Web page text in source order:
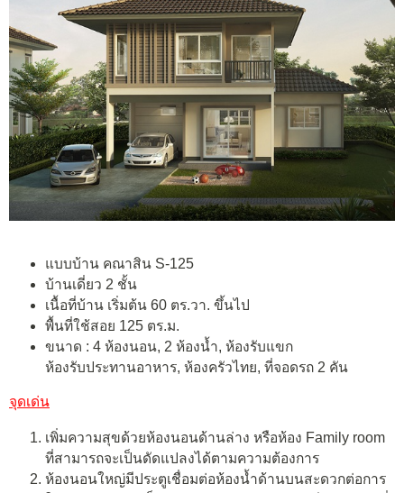
แบบบ้าน คณาสิน S-125
บ้านเดี่ยว 2 ชั้น
เนื้อที่บ้าน เริ่มต้น 60 ตร.วา. ขึ้นไป
พื้นที่ใช้สอย 125 ตร.ม.
ขนาด : 4 ห้องนอน, 2 ห้องน้ำ, ห้องรับแขก
ห้องรับประทานอาหาร, ห้องครัวไทย, ที่จอดรถ 2 คัน
จุดเด่น
เพิ่มความสุขด้วยห้องนอนด้านล่าง หรือห้อง Family room
ที่สามารถจะเป็นดัดแปลงได้ตามความต้องการ
ห้องนอนใหญ่มีประตูเชื่อมต่อห้องน้ำด้านบนสะดวกต่อการ